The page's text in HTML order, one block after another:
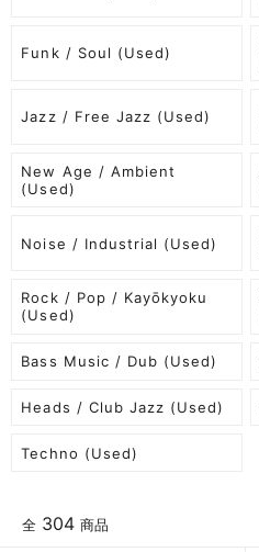
Funk / Soul (Used)
Jazz / Free Jazz (Used)
New Age / Ambient
(Used)
Noise / Industrial (Used)
Rock / Pop / Kayōkyoku
(Used)
Bass Music / Dub (Used)
Heads / Club Jazz (Used)
Techno (Used)
全 304 商品